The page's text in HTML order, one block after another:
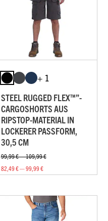
+ 1
STEEL RUGGED FLEX™”-
CARGOSHORTS AUS
RIPSTOP-MATERIAL IN
LOCKERER PASSFORM,
30,5 CM
99,99 € — 109,99 €
82,49 € — 99,99 €